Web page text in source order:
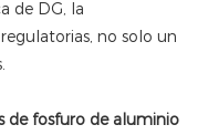
de DG, la
no solo un
de fosfuro de aluminio